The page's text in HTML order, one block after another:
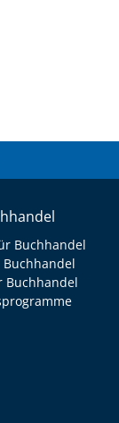
Buchhandel
Buchhandel
Buchhandel